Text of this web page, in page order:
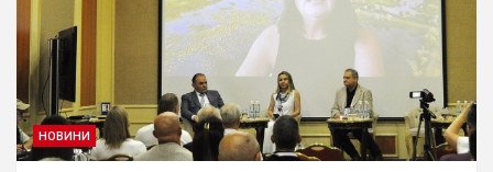
НОВИНИ